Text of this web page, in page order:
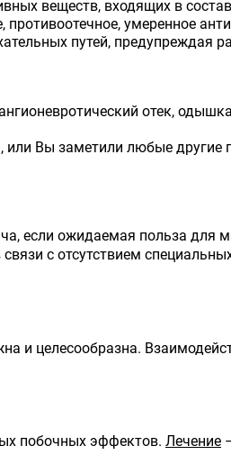
веществ, входящих в
умеренное
путей, предупреждая
отек,
или Вы заметили любые
если ожидаемая польза для
с отсутствием
и целесообразна.
побочных эффектов. Лечение